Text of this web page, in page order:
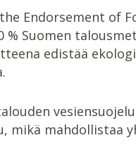
Endorsement of
Suomen
edistää
mikä mahdollistaa